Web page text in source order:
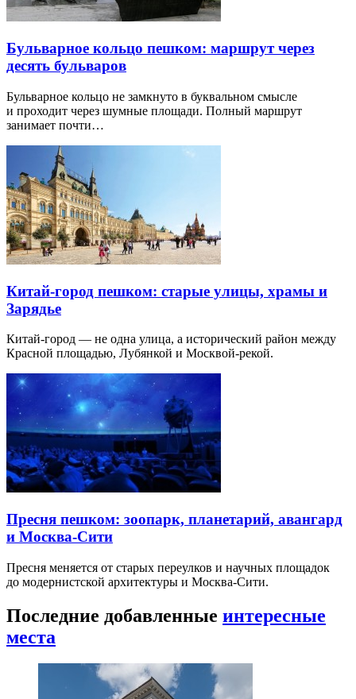
Бульварное кольцо пешком: маршрут через
десять бульваров
Бульварное кольцо не замкнуто в буквальном смысле
и проходит через шумные площади. Полный маршрут
занимает почти…
Китай-город пешком: старые улицы, храмы и
Зарядье
Китай-город — не одна улица, а исторический район между
Красной площадью, Лубянкой и Москвой-рекой.
Пресня пешком: зоопарк, планетарий, авангард
и Москва-Сити
Пресня меняется от старых переулков и научных площадок
до модернистской архитектуры и Москва-Сити.
Последние добавленные интересные
места